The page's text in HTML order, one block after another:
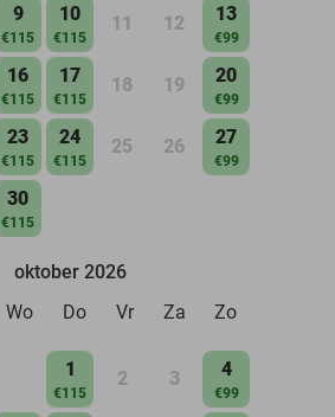
9
€115
10
€115
11 12 13
€99
16
€115
17
€115
18 19 20
€99
23
€115
24
€115
25 26 27
€99
30
€115
oktober 2026
Wo Do Vr Za Zo
1
€115
2 3 4
€99